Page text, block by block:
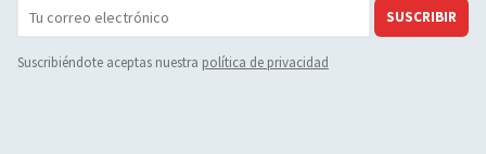
SUSCRIBIR
Suscribiéndote aceptas nuestra política de privacidad